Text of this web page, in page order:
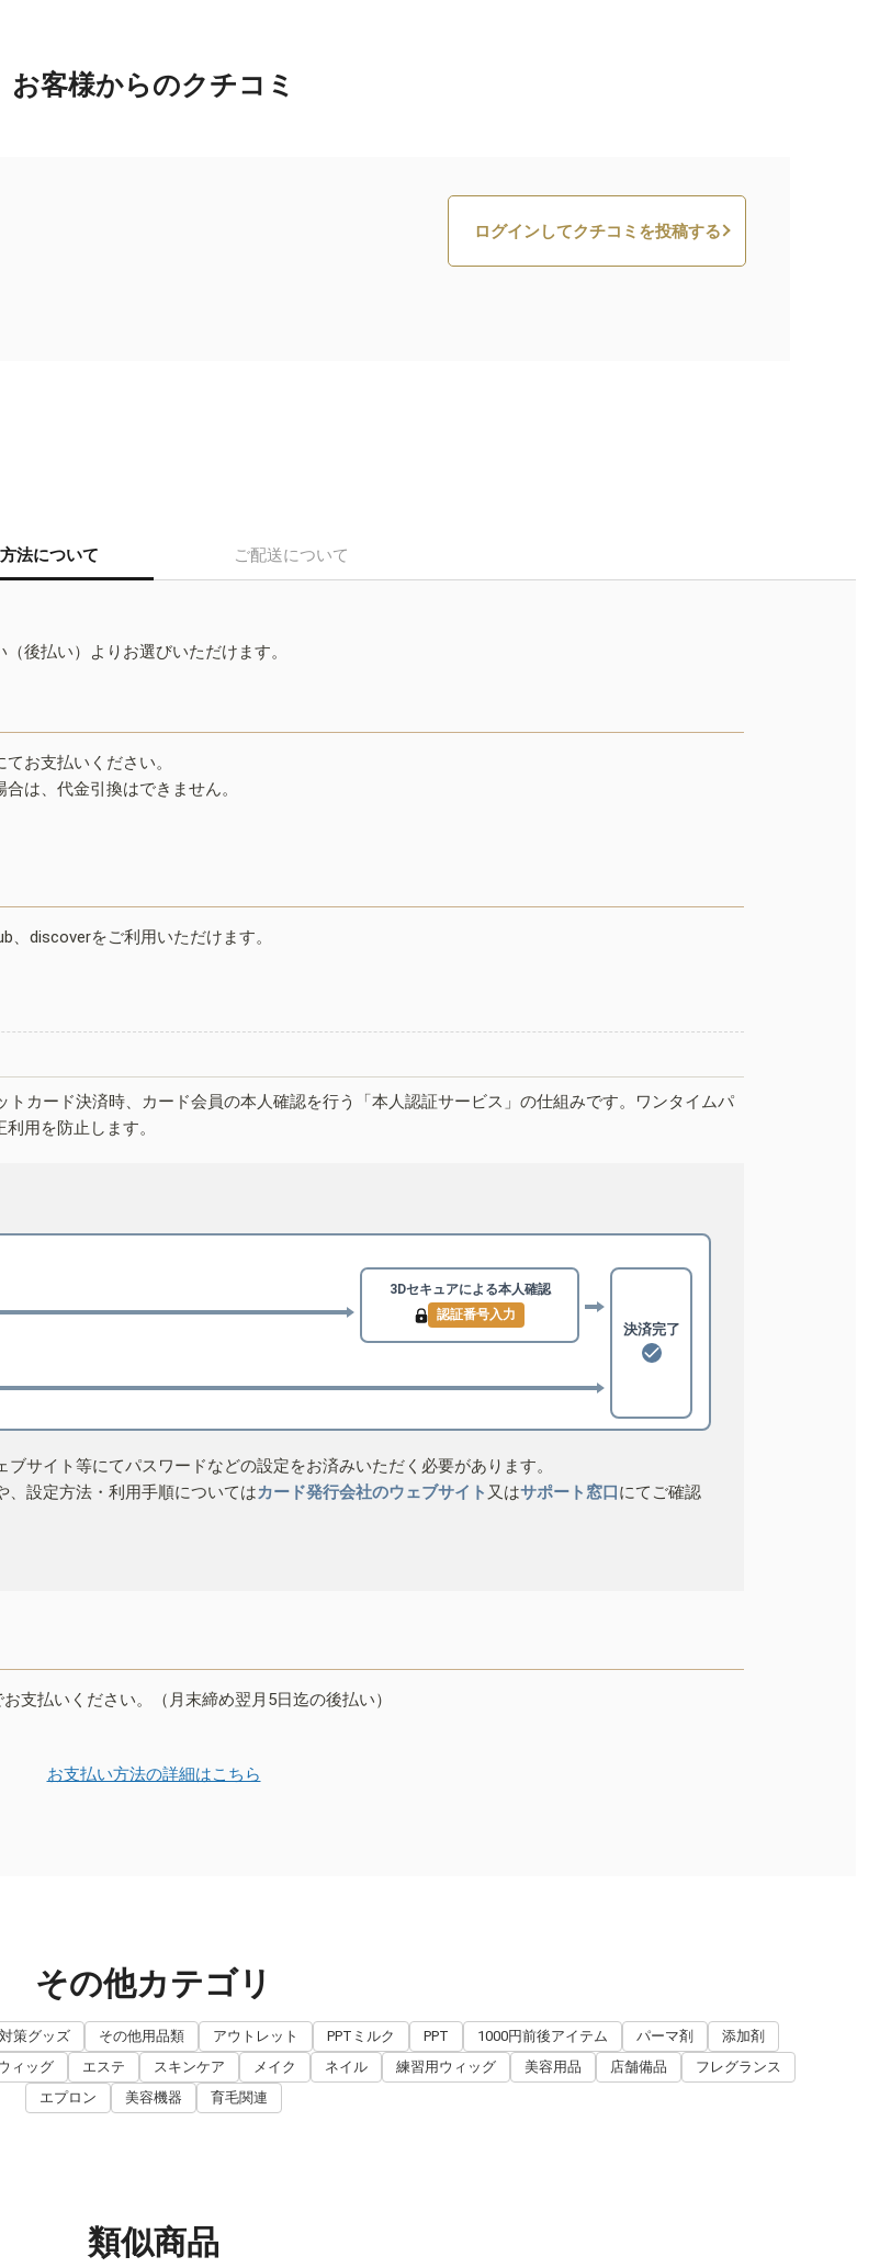
お客様からのクチコミ
ログインしてクチコミを投稿する
法について ご配送について
後払い）よりお選びいただけます。
お支払いください。
は、代金引換はできません。
、discoverをご利用いただけます。
カード決済時、カード会員の本人確認を行う「本人認証サービス」の仕組みです。ワンタイムパ
用を防止します。
3Dセキュアによる本人確認
認証番号入力
決済完了
サイト等にてパスワードなどの設定をお済みいただく必要があります。
、設定方法・利用手順についてはカード発行会社のウェブサイト 又はサポート窓口にてご確認
支払いください。（月末締め翌月5日迄の後払い）
お支払い方法の詳細はこちら
その他カテゴリ
策グッズ その他用品類 アウトレット PPTミルク PPT 1000円前後アイテム パーマ剤
添加剤
ィッグ エステ スキンケア メイク ネイル 練習用ウィッグ 美容用品 店舗備品
フレグランス
エプロン
美容機器 育毛関連
類似商品